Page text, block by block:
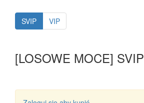
SVIP VIP
[LOSOWE MOCE] SVIP